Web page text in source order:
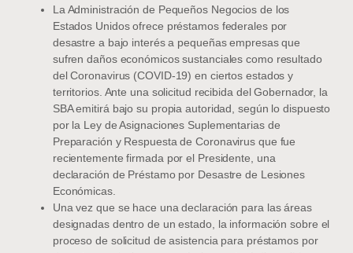
La Administración de Pequeños Negocios de los
Estados Unidos ofrece préstamos federales por
desastre a bajo interés a pequeñas empresas que
sufren daños económicos sustanciales como resultado
del Coronavirus (COVID-19) en ciertos estados y
territorios. Ante una solicitud recibida del Gobernador, la
SBA emitirá bajo su propia autoridad, según lo dispuesto
por la Ley de Asignaciones Suplementarias de
Preparación y Respuesta de Coronavirus que fue
recientemente firmada por el Presidente, una
declaración de Préstamo por Desastre de Lesiones
Económicas.
Una vez que se hace una declaración para las áreas
designadas dentro de un estado, la información sobre el
proceso de solicitud de asistencia para préstamos por